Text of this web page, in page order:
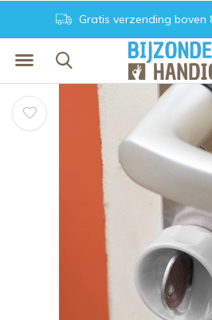
Gratis verzending boven